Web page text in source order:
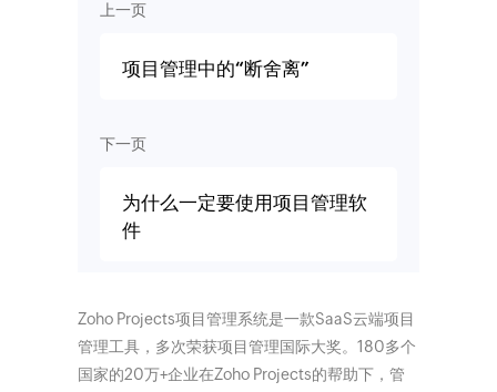
上一页
项目管理中的“断舍离”
下一页
为什么一定要使用项目管理软
件
Zoho Projects项目管理系统是一款SaaS云端项目
管理工具，多次荣获项目管理国际大奖。180多个
国家的20万+企业在Zoho Projects的帮助下，管